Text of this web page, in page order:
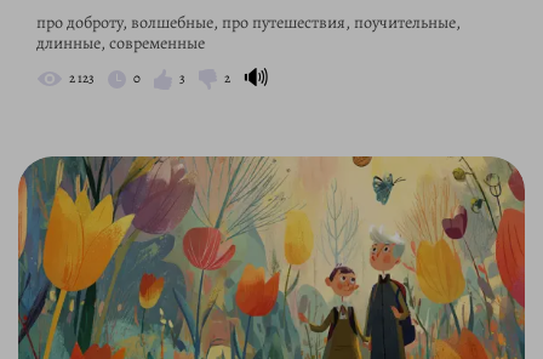
про доброту, волшебные, про путешествия, поучительные,
длинные, современные
2 123 0 3 2 🔊